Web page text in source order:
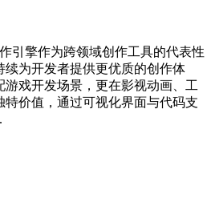
引擎作为跨领域创作工具的代表性
续为开发者提供更优质的创作体
游戏开发场景，更在影视动画、工
特价值，通过可视化界面与代码支